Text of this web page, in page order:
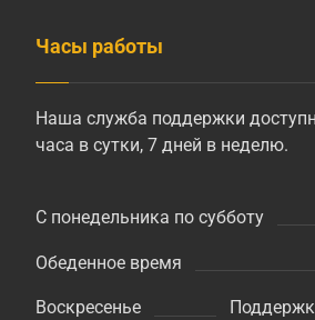
Часы работы
Наша служба поддержки
часа в сутки, 7 дней в неделю.
С понедельника по субботу
Обеденное время
Воскресенье